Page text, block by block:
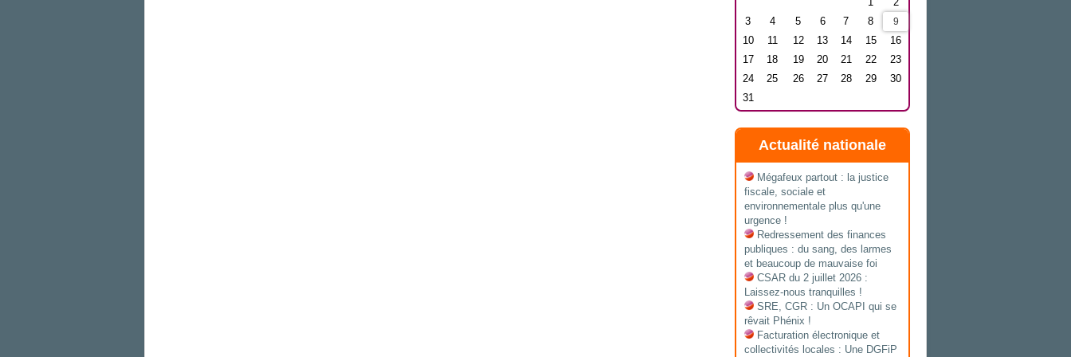
3
4 5 6 7 8 9
10 11 12 13 14 15
16
17
18 19 20 21 22
23
24
25 26 27 28 29
30
31
Actualité nationale
Mégafeux partout : la justice
fiscale, sociale et
environnementale plus qu'une
urgence !
Redressement des finances
publiques : du sang, des larmes
et beaucoup de mauvaise foi
CSAR du 2 juillet 2026 :
Laissez-nous tranquilles !
SRE, CGR : Un OCAPI qui se
rêvait Phénix !
Facturation électronique et
collectivités locales : Une DGFiP